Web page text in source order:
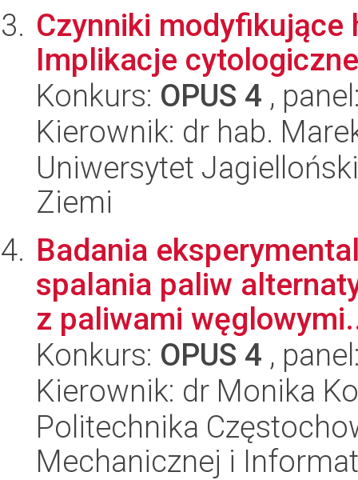
Czynniki modyfikujące
Implikacje
Konkurs: OPUS 4 ,
Kierownik: dr hab.
Uniwersytet
Ziemi
Badania
spalania paliw
z paliwami
Konkurs: OPUS 4 ,
Kierownik: dr Monika
Politechnika
Mechanicznej i